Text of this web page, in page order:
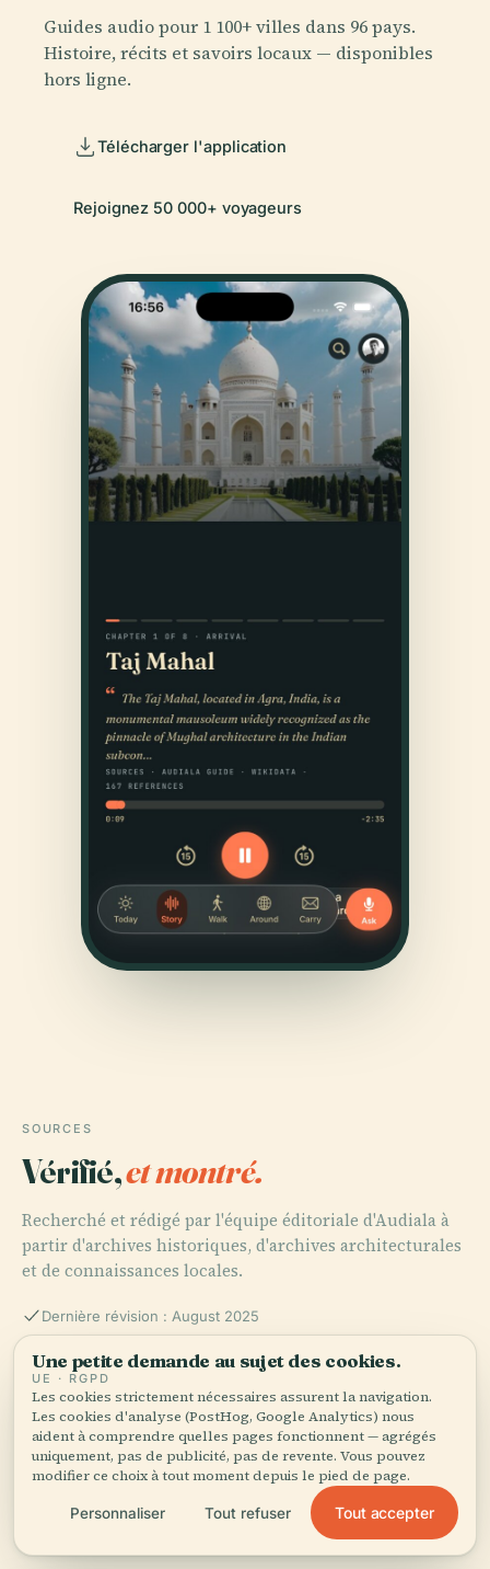
Guides audio pour 1 100+ villes dans 96 pays.
Histoire, récits et savoirs locaux — disponibles
hors ligne.
Télécharger l'application
Rejoignez 50 000+ voyageurs
SOURCES
Vérifié,et montré.
Recherché et rédigé par l'équipe éditoriale d'Audiala à
partir d'archives historiques, d'archives architecturales
et de connaissances locales.
Dernière révision : August 2025
Visiting the Dye Shop of Ubonius in Pompeii: Hours,
Tickets, and Historical Insights
Pompeii Economy - Ancient Pompeii
Une petite demande au sujet des cookies.
UE · RGPD
Les cookies strictement nécessaires assurent la navigation.
Les cookies d'analyse (PostHog, Google Analytics) nous
aident à comprendre quelles pages fonctionnent — agrégés
uniquement, pas de publicité, pas de revente. Vous pouvez
modifier ce choix à tout moment depuis le pied de page.
Personnaliser Tout refuser Tout accepter